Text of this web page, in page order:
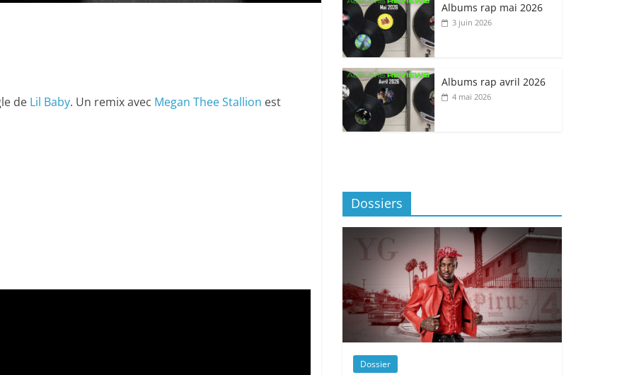
de Lil Baby. Un remix avec Megan Thee Stallion est
Albums rap mai 2026
3 juin 2026
Albums rap avril 2026
4 mai 2026
Dossiers
Dossier